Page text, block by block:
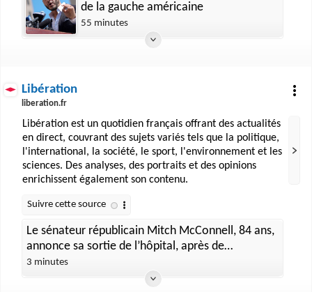
de la gauche américaine
55 minutes
Libération
liberation.fr
Libération est un quotidien français offrant des actualités
en direct, couvrant des sujets variés tels que la politique,
l'international, la société, le sport, l'environnement et les
sciences. Des analyses, des portraits et des opinions
enrichissent également son contenu.
Le sénateur républicain Mitch McConnell, 84 ans,
annonce sa sortie de l’hôpital, après de
nombreuses rumeurs sur sa santé
3 minutes